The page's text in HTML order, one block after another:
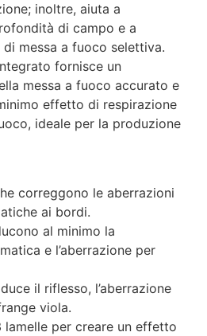
inoltre, aiuta a
di campo e a
messa a fuoco selettiva.
fornisce un
messa a fuoco accurato e
effetto di respirazione
ideale per la produzione
correggono le aberrazioni
ai bordi.
al minimo la
e l’aberrazione per
il riflesso, l’aberrazione
viola.
lamelle per creare un effetto